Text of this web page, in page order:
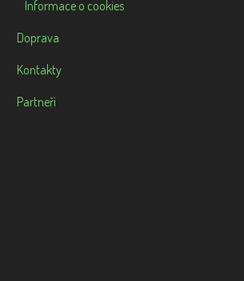
Informace o cookies
Doprava
Kontakty
Partneři